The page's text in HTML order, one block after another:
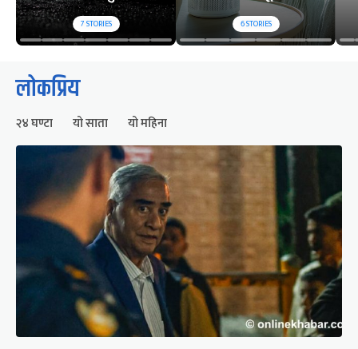
7STORIES 6STORIES
लोकप्रिय
२४ घण्टा यो साता यो महिना